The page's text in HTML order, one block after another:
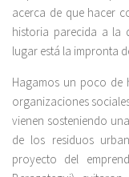
acerca de que hacer
historia parecida a la
lugar está la impronta
Hagamos un poco de
organizaciones
vienen sosteniendo
de los residuos
proyecto del